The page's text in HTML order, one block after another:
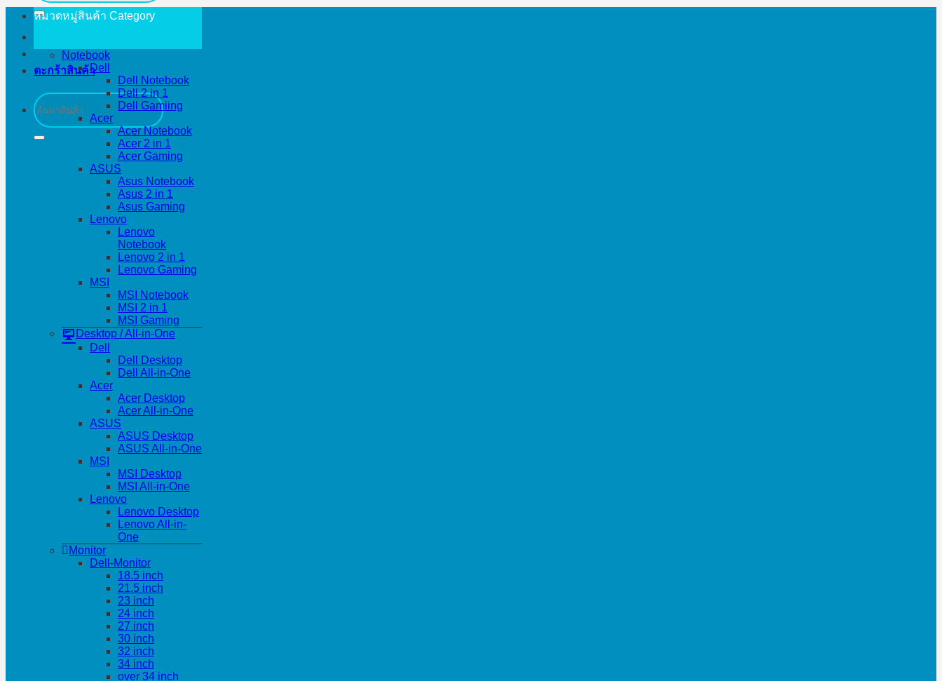
ตะกร้าสินค้า
ค้นหา:
หมวดหมู่สินค้า Category
Notebook
Dell
Dell Notebook
Dell 2 in 1
Dell Gamiing
Acer
Acer Notebook
Acer 2 in 1
Acer Gaming
ASUS
Asus Notebook
Asus 2 in 1
Asus Gaming
Lenovo
Lenovo
Notebook
Lenovo 2 in 1
Lenovo Gaming
MSI
MSI Notebook
MSI 2 in 1
MSI Gaming
Desktop / All-in-One
Dell
Dell Desktop
Dell All-in-One
Acer
Acer Desktop
Acer All-in-One
ASUS
ASUS Desktop
ASUS All-in-One
MSI
MSI Desktop
MSI All-in-One
Lenovo
Lenovo Desktop
Lenovo All-in-
One
Monitor
Dell-Monitor
18.5 inch
21.5 inch
23 inch
24 inch
27 inch
30 inch
32 inch
34 inch
over 34 inch